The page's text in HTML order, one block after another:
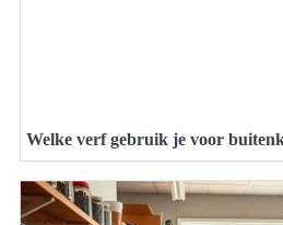
Welke verf gebruik je voor